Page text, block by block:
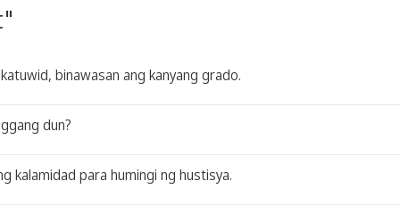
binawasan ang kanyang grado.
dun?
kalamidad para humingi ng hustisya.